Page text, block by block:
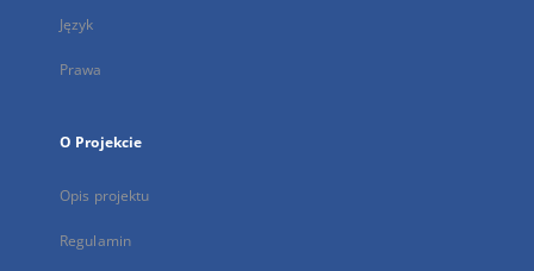
Język
Prawa
O Projekcie
Opis projektu
Regulamin